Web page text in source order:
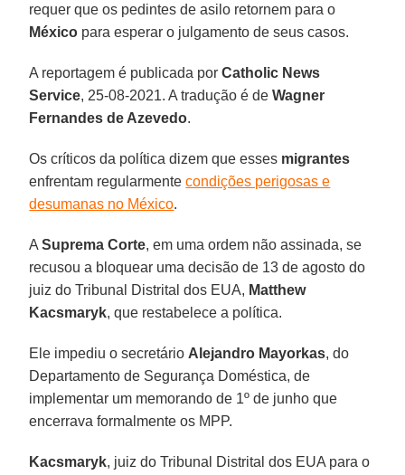
requer que os pedintes de asilo retornem para o
México para esperar o julgamento de seus casos.
A reportagem é publicada porCatholic News
Service, 25-08-2021. A tradução é deWagner
Fernandes de Azevedo.
Os críticos da política dizem que esses migrantes
enfrentam regularmentecondições perigosas e
desumanas no México.
ASuprema Corte, em uma ordem não assinada, se
recusou a bloquear uma decisão de 13 de agosto do
juiz do Tribunal Distrital dos EUA, Matthew
Kacsmaryk, que restabelece a política.
Ele impediu o secretário Alejandro Mayorkas, do
Departamento de Segurança Doméstica, de
implementar um memorando de 1º de junho que
encerrava formalmente os MPP.
Kacsmaryk, juiz do Tribunal Distrital dos EUA para o